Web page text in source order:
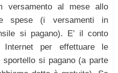
versamento al mese allo
spese (i versamenti in
si pagano). E’ il conto
per effettuare le
si pagano (a parte